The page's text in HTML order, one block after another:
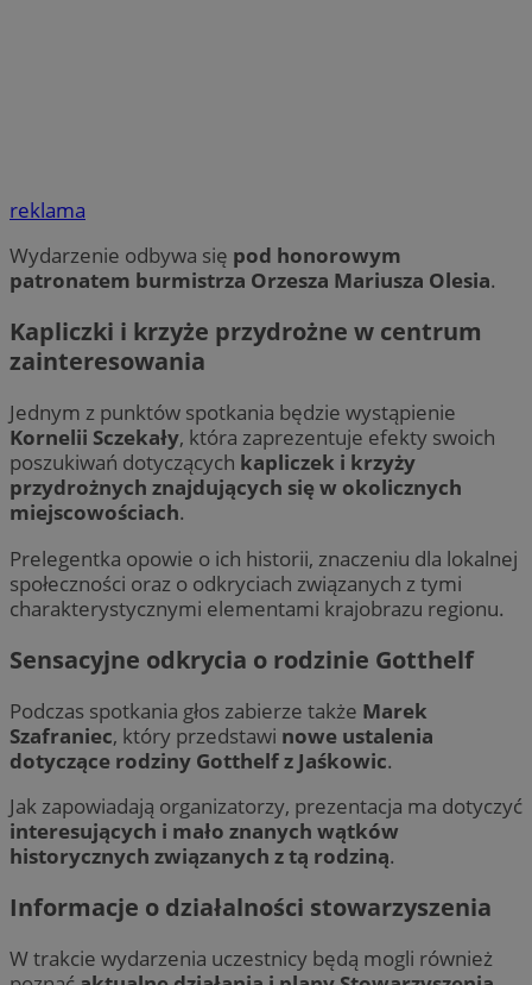
reklama
Wydarzenie odbywa się pod honorowym
patronatem burmistrza Orzesza Mariusza Olesia.
Kapliczki i krzyże przydrożne w centrum
zainteresowania
Jednym z punktów spotkania będzie wystąpienie
Kornelii Sczekały, która zaprezentuje efekty swoich
poszukiwań dotyczących kapliczek i krzyży
przydrożnych znajdujących się w okolicznych
miejscowościach.
Prelegentka opowie o ich historii, znaczeniu dla lokalnej
społeczności oraz o odkryciach związanych z tymi
charakterystycznymi elementami krajobrazu regionu.
Sensacyjne odkrycia o rodzinie Gotthelf
Podczas spotkania głos zabierze także Marek
Szafraniec, który przedstawi nowe ustalenia
dotyczące rodziny Gotthelf z Jaśkowic.
Jak zapowiadają organizatorzy, prezentacja ma dotyczyć
interesujących i mało znanych wątków
historycznych związanych z tą rodziną.
Informacje o działalności stowarzyszenia
W trakcie wydarzenia uczestnicy będą mogli również